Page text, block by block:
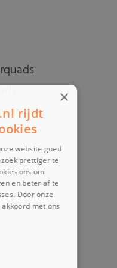
×
rijdt
website goed
prettiger te
ons om
en beter af te
Door onze
met ons